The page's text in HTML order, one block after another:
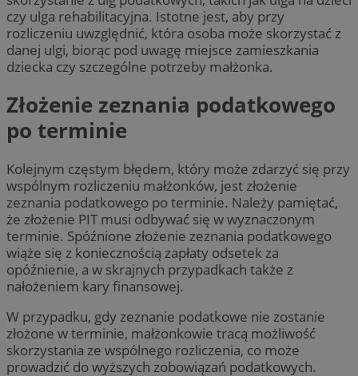
czy ulga rehabilitacyjna. Istotne jest, aby przy
rozliczeniu uwzględnić, która osoba może skorzystać z
danej ulgi, biorąc pod uwagę miejsce zamieszkania
dziecka czy szczególne potrzeby małżonka.
Złożenie zeznania podatkowego
po terminie
Kolejnym częstym błędem, który może zdarzyć się przy
wspólnym rozliczeniu małżonków, jest złożenie
zeznania podatkowego po terminie. Należy pamiętać,
że złożenie PIT musi odbywać się w wyznaczonym
terminie. Spóźnione złożenie zeznania podatkowego
wiąże się z koniecznością zapłaty odsetek za
opóźnienie, a w skrajnych przypadkach także z
nałożeniem kary finansowej.
W przypadku, gdy zeznanie podatkowe nie zostanie
złożone w terminie, małżonkowie tracą możliwość
skorzystania ze wspólnego rozliczenia, co może
prowadzić do wyższych zobowiązań podatkowych.